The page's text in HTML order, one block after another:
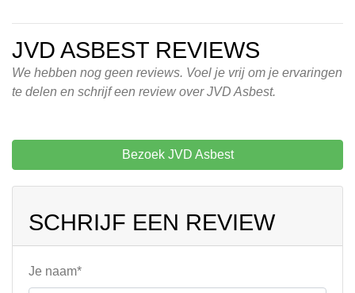
JVD ASBEST REVIEWS
We hebben nog geen reviews. Voel je vrij om je ervaringen
te delen en schrijf een review over JVD Asbest.
Bezoek JVD Asbest
SCHRIJF EEN REVIEW
Je naam*